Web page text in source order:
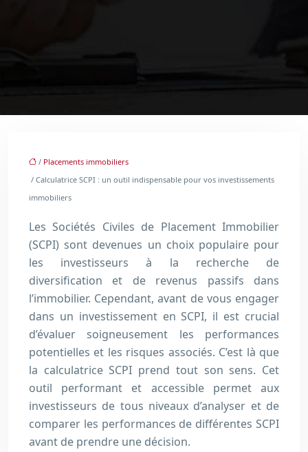
/ Placements immobiliers
/ Calculatrice SCPI : un outil indispensable pour vos investissements
immobiliers
Les Sociétés Civiles de Placement Immobilier
(SCPI) sont devenues un choix populaire pour
les investisseurs à la recherche de
diversification et de revenus passifs dans
l’immobilier. Cependant, avant de vous engager
dans un investissement en SCPI, il est crucial
d’évaluer soigneusement les performances
potentielles et les risques associés. C’est là que
la calculatrice SCPI prend tout son sens. Cet
outil performant et accessible permet aux
investisseurs de tous niveaux d’analyser et de
comparer les performances de différentes SCPI
avant de prendre une décision.